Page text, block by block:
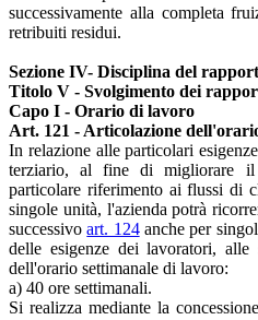
successivamente alla completa
retribuiti residui.
Sezione IV- Disciplina del
Titolo V - Svolgimento dei
Capo I - Orario di lavoro
Art. 121 - Articolazione
In relazione alle particolari
terziario, al fine di migliorare il
particolare riferimento ai flussi di
singole unità, l'azienda potrà
successivoart. 124anche per
delle esigenze dei lavoratori,
dell'orario settimanale di lavoro:
a) 40 ore settimanali.
Si realizza mediante la